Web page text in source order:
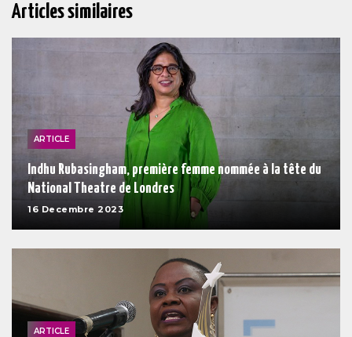
Articles similaires
ARTICLE
Indhu Rubasingham, première femme nommée à la tête du
National Theatre de Londres
16 Decembre 2023
ARTICLE